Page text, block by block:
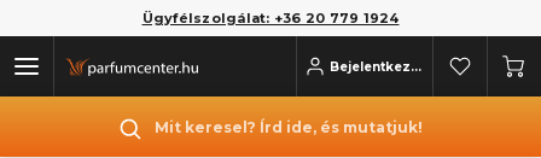
Ügyfélszolgálat: +36 20 779 1924
Bejelentkezés
Mit keresel? Írd ide, és mutatjuk!